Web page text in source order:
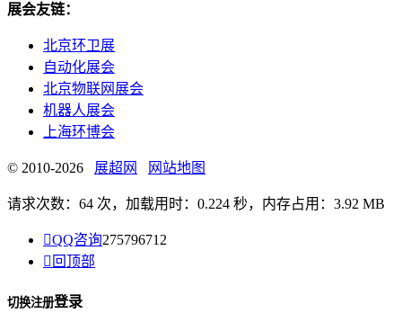
展会友链：
北京环卫展
自动化展会
北京物联网展会
机器人展会
上海环博会
© 2010-2026 展超网 网站地图
请求次数：64 次，加载用时：0.224 秒，内存占用：3.92 MB
QQ咨询275796712
 回顶部
切换注册登录